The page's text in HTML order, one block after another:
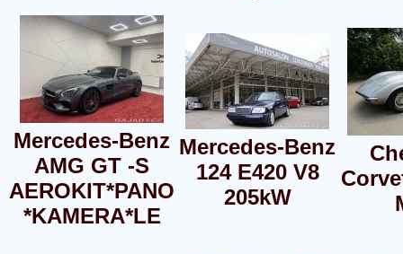
Mercedes-Benz
AMG GT -S
AEROKIT*PANO
*KAMERA*LE
Mercedes-Benz
124 E420 V8
205kW